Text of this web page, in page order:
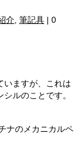
介 筆記具 | 0
いますが、これは
ルのことです。
ナのメカニカルペ